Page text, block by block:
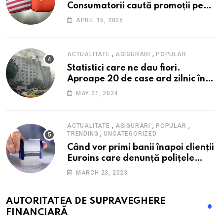
Consumatorii caută promoții pe
fondul scumpirilor, mai ales la
APRIL 15, 2025
ACTUALITATE , ASIGURARI ,POPULAR
Statistici care ne dau fiori.
Aproape 20 de case ard zilnic în
România, iar pagubele au
nici 40 de lei pe lună
MAY 21, 2024
ACTUALITATE , ASIGURARI ,POPULAR ,
TRENDING ,UNCATEGORIZED
Când vor primi banii înapoi clienții
Euroins care denunță polițele
RCA? Toți pașii și toate termenele
MARCH 23, 2023
AUTORITATEA DE SUPRAVEGHERE
FINANCIARĂ